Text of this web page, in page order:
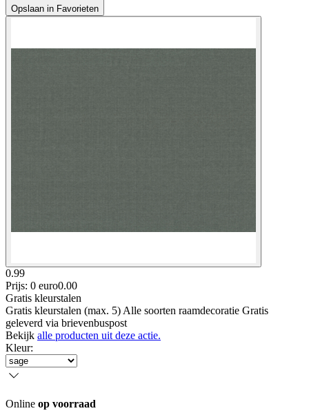
Opslaan in Favorieten
0.99
Prijs: 0 euro0.00
Gratis kleurstalen
Gratis kleurstalen (max. 5) Alle soorten raamdecoratie Gratis
geleverd via brievenbuspost
Bekijk alle producten uit deze actie.
Kleur:
Online op voorraad